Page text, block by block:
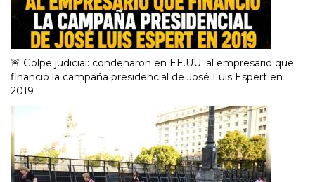
🚨 Golpe judicial: condenaron en EE.UU. al empresario que
financió la campaña presidencial de José Luis Espert en
2019